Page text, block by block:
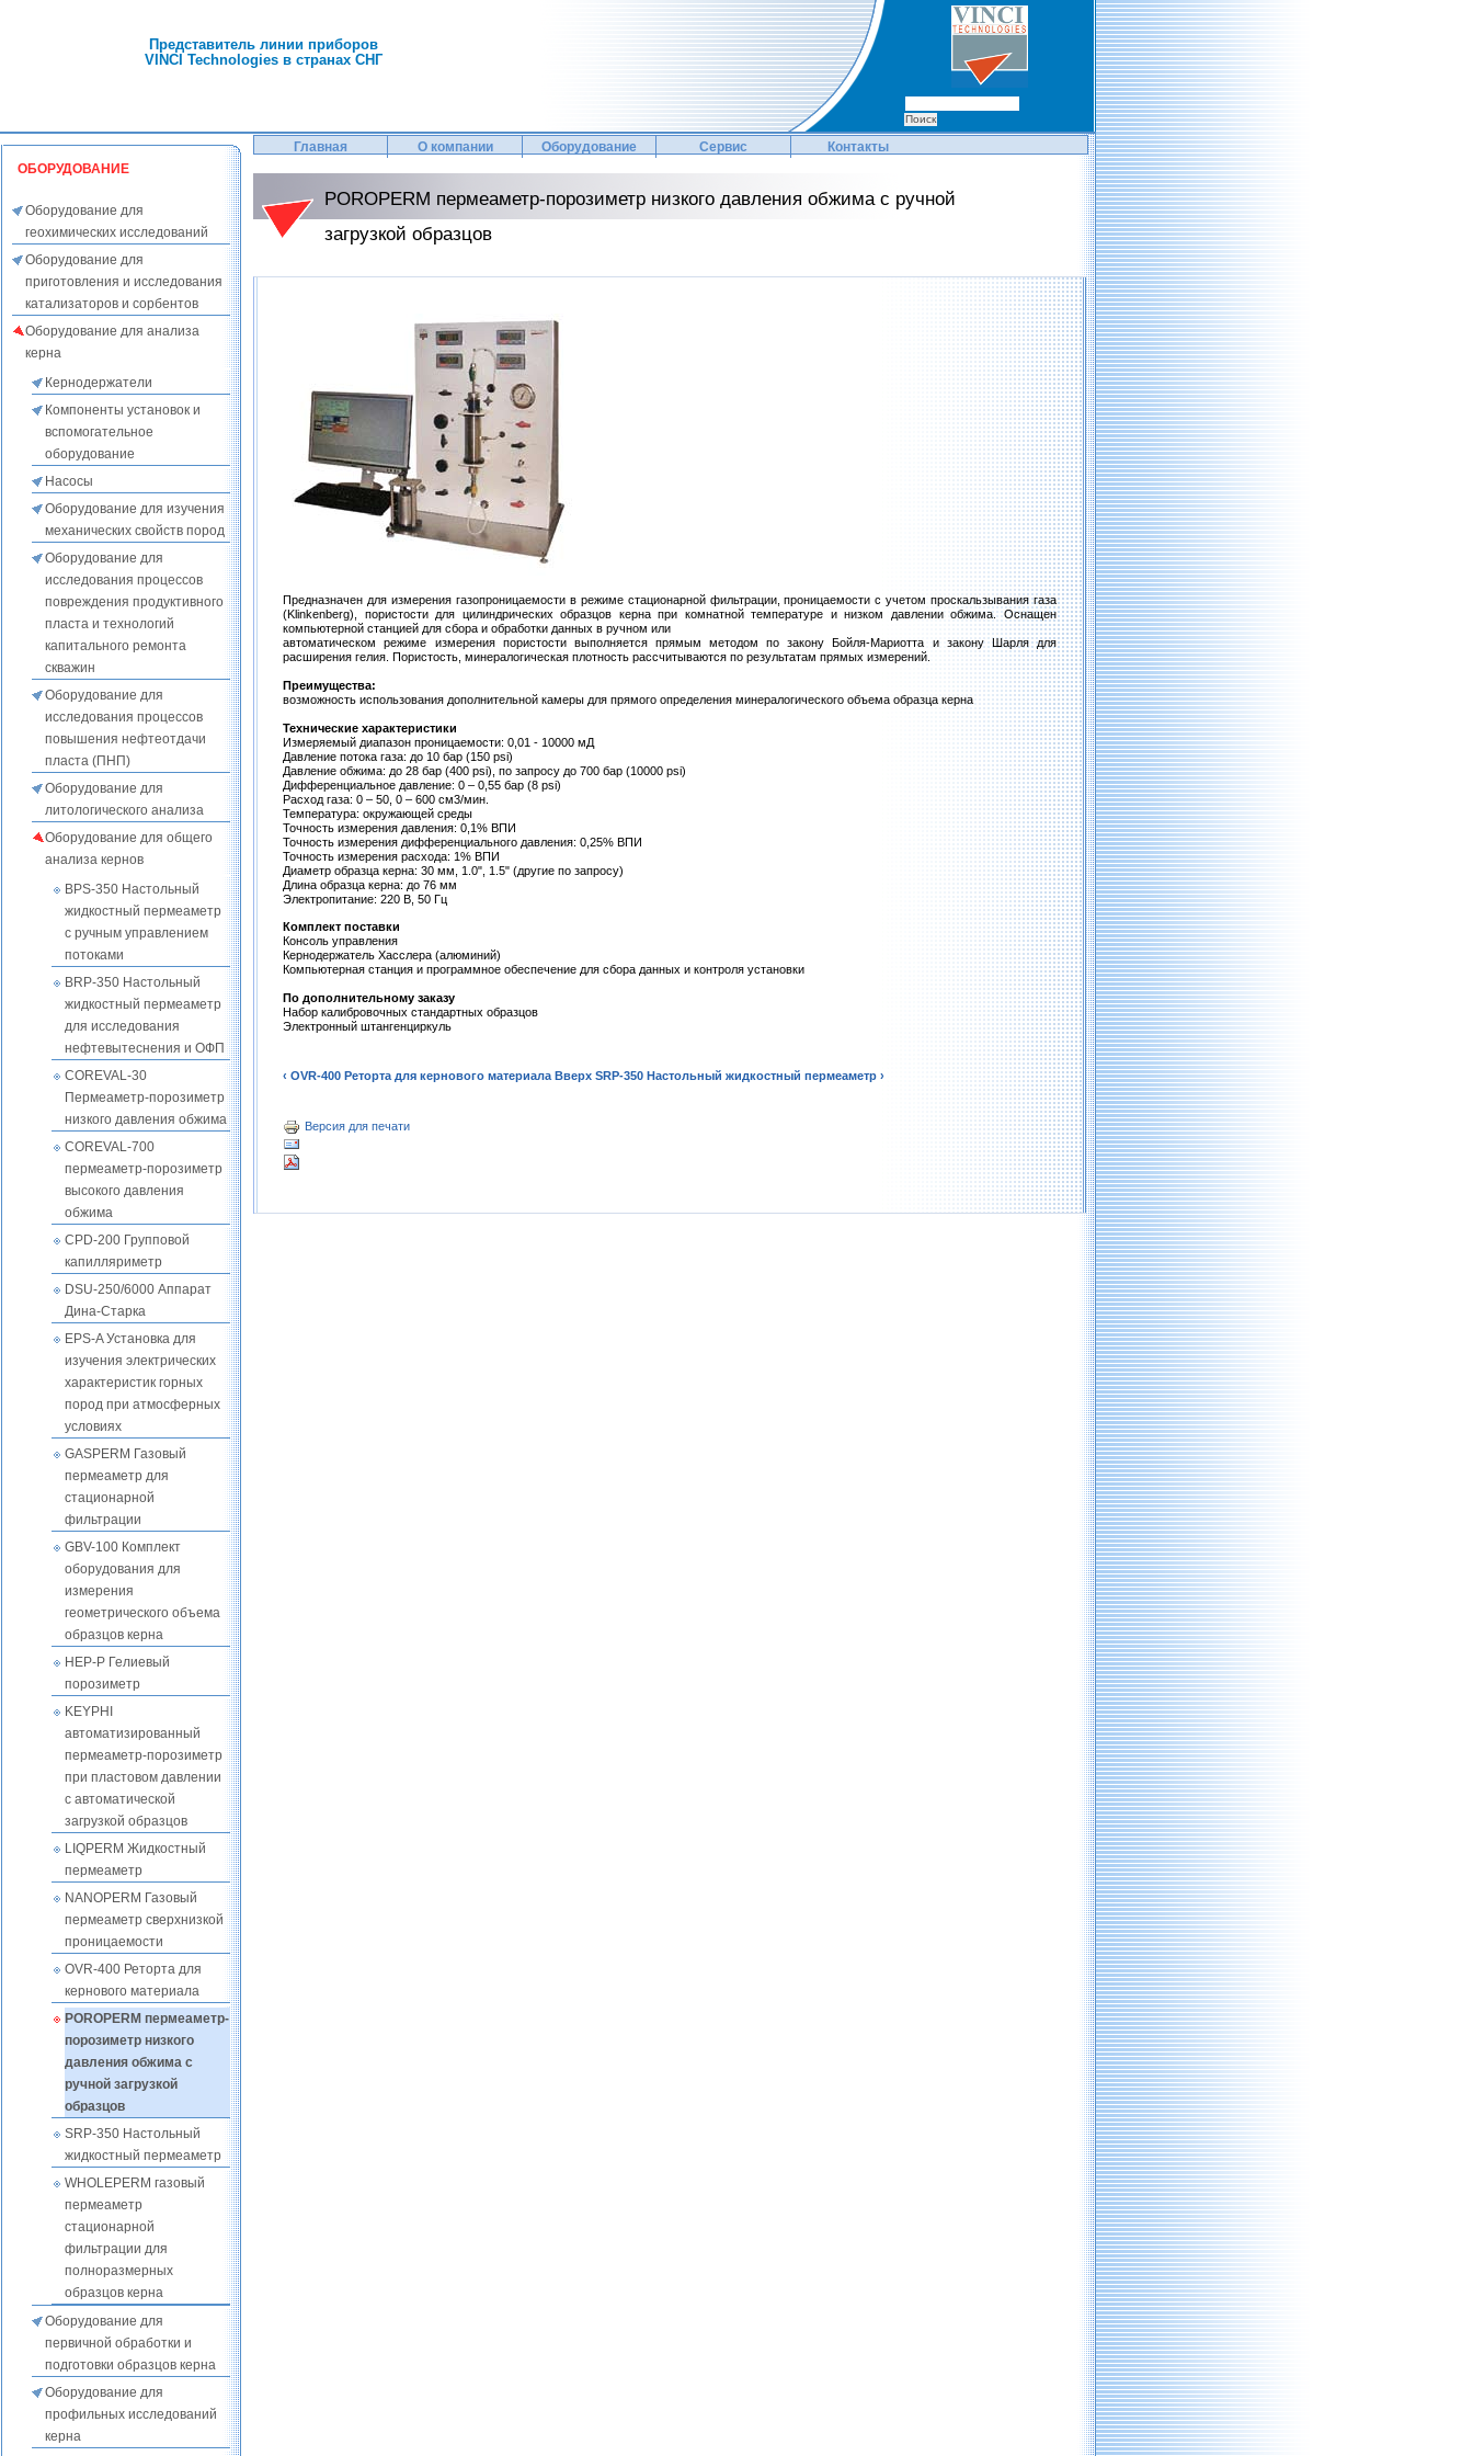
Представитель линии приборов
VINCI Technologies в странах СНГ
ОБОРУДОВАНИЕ
Оборудование для
геохимических исследований
Оборудование для
приготовления и исследования
катализаторов и сорбентов
Оборудование для анализа
керна
Кернодержатели
Компоненты установок и
вспомогательное
оборудование
Насосы
Оборудование для изучения
механических свойств пород
Оборудование для
исследования процессов
повреждения продуктивного
пласта и технологий
капитального ремонта
скважин
Оборудование для
исследования процессов
повышения нефтеотдачи
пласта (ПНП)
Оборудование для
литологического анализа
Оборудование для общего
анализа кернов
BPS-350 Настольный
жидкостный пермеаметр
с ручным управлением
потоками
BRP-350 Настольный
жидкостный пермеаметр
для исследования
нефтевытеснения и ОФП
COREVAL-30
Пермеаметр-порозиметр
низкого давления обжима
COREVAL-700
пермеаметр-порозиметр
высокого давления
обжима
CPD-200 Групповой
капилляриметр
DSU-250/6000 Аппарат
Дина-Старка
EPS-A Установка для
изучения электрических
характеристик горных
пород при атмосферных
условиях
GASPERM Газовый
пермеаметр для
стационарной
фильтрации
GBV-100 Комплект
оборудования для
измерения
геометрического объема
образцов керна
HEP-P Гелиевый
порозиметр
KEYPHI
автоматизированный
пермеаметр-порозиметр
при пластовом давлении
с автоматической
загрузкой образцов
LIQPERM Жидкостный
пермеаметр
NANOPERM Газовый
пермеаметр сверхнизкой
проницаемости
OVR-400 Реторта для
кернового материала
POROPERM пермеаметр-
порозиметр низкого
давления обжима с
ручной загрузкой
образцов
SRP-350 Настольный
жидкостный пермеаметр
WHOLEPERM газовый
пермеаметр
стационарной
фильтрации для
полноразмерных
образцов керна
Оборудование для
первичной обработки и
подготовки образцов керна
Оборудование для
профильных исследований
керна
Главная О компании Оборудование Сервис Контакты
POROPERM пермеаметр-порозиметр низкого давления обжима с ручной
загрузкой образцов
Предназначен для измерения газопроницаемости в режиме стационарной фильтрации, проницаемости с учетом проскальзывания газа
(Klinkenberg), пористости для цилиндрических образцов керна при комнатной температуре и низком давлении обжима. Оснащен
компьютерной станцией для сбора и обработки данных в ручном или
автоматическом режиме измерения пористости выполняется прямым методом по закону Бойля-Мариотта и закону Шарля для
расширения гелия. Пористость, минералогическая плотность рассчитываются по результатам прямых измерений.
Преимущества:
возможность использования дополнительной камеры для прямого определения минералогического объема образца керна
Технические характеристики
Измеряемый диапазон проницаемости: 0,01 - 10000 мД
Давление потока газа: до 10 бар (150 psi)
Давление обжима: до 28 бар (400 psi), по запросу до 700 бар (10000 psi)
Дифференциальное давление: 0 – 0,55 бар (8 psi)
Расход газа: 0 – 50, 0 – 600 см3/мин.
Температура: окружающей среды
Точность измерения давления: 0,1% ВПИ
Точность измерения дифференциального давления: 0,25% ВПИ
Точность измерения расхода: 1% ВПИ
Диаметр образца керна: 30 мм, 1.0", 1.5" (другие по запросу)
Длина образца керна: до 76 мм
Электропитание: 220 В, 50 Гц
Комплект поставки
Консоль управления
Кернодержатель Хасслера (алюминий)
Компьютерная станция и программное обеспечение для сбора данных и контроля установки
По дополнительному заказу
Набор калибровочных стандартных образцов
Электронный штангенциркуль
‹ OVR-400 Реторта для кернового материала Вверх SRP-350 Настольный жидкостный пермеаметр ›
Версия для печати